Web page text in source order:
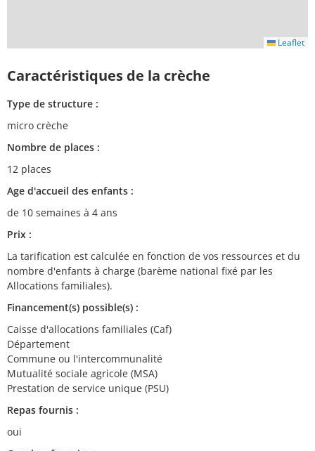
Leaflet
Caractéristiques de la crèche
Type de structure :
micro crèche
Nombre de places :
12 places
Age d'accueil des enfants :
de 10 semaines à 4 ans
Prix :
La tarification est calculée en fonction de vos ressources et du
nombre d'enfants à charge (barème national fixé par les
Allocations familiales).
Financement(s) possible(s) :
Caisse d'allocations familiales (Caf)
Département
Commune ou l'intercommunalité
Mutualité sociale agricole (MSA)
Prestation de service unique (PSU)
Repas fournis :
oui